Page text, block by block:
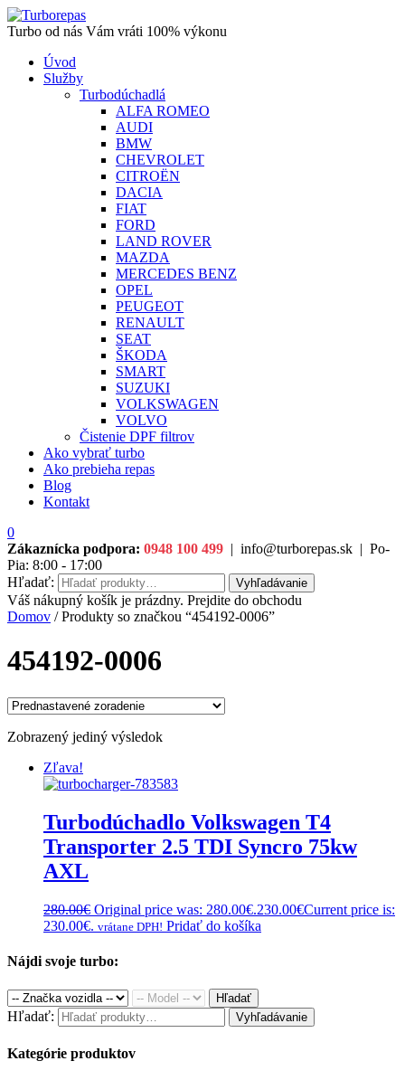
Turbo od nás Vám vráti 100% výkonu
Úvod
Služby
Turbodúchadlá
ALFA ROMEO
AUDI
BMW
CHEVROLET
CITROËN
DACIA
FIAT
FORD
LAND ROVER
MAZDA
MERCEDES BENZ
OPEL
PEUGEOT
RENAULT
SEAT
ŠKODA
SMART
SUZUKI
VOLKSWAGEN
VOLVO
Čistenie DPF filtrov
Ako vybrať turbo
Ako prebieha repas
Blog
Kontakt
0
Zákaznícka podpora: 0948 100 499 | info@turborepas.sk | Po-
Pia: 8:00 - 17:00
Hľadať:
Vyhľadávanie
Váš nákupný košík je prázdny. Prejdite do obchodu
Domov / Produkty so značkou “454192-0006”
454192-0006
Zobrazený jediný výsledok
Zľava!
Turbodúchadlo Volkswagen T4
Transporter 2.5 TDI Syncro 75kw
AXL
280.00€ Original price was: 280.00€.230.00€Current price is:
230.00€. vrátane DPH! Pridať do košíka
Nájdi svoje turbo:
Hľadať
Hľadať: Vyhľadávanie
Kategórie produktov